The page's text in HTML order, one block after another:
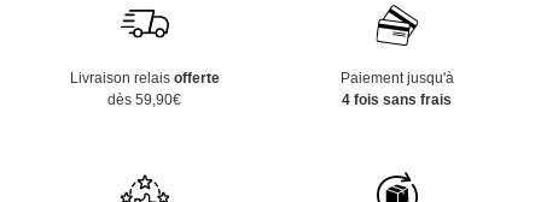
Livraison relais offerte
dès 59,90€
Paiement jusqu'à
4 fois sans frais